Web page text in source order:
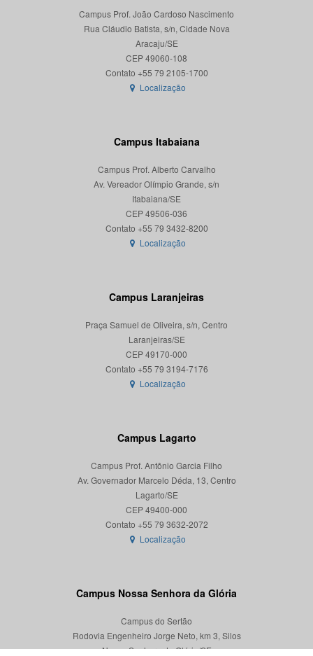
Campus Prof. João Cardoso Nascimento
Rua Cláudio Batista, s/n, Cidade Nova
Aracaju/SE
CEP 49060-108
Localização
Campus Itabaiana
Campus Prof. Alberto Carvalho
Av. Vereador Olímpio Grande, s/n
Itabaiana/SE
CEP 49506-036
Localização
Campus Laranjeiras
Praça Samuel de Oliveira, s/n, Centro
Laranjeiras/SE
CEP 49170-000
Localização
Campus Lagarto
Campus Prof. Antônio Garcia Filho
Av. Governador Marcelo Déda, 13, Centro
Lagarto/SE
CEP 49400-000
Localização
Campus Nossa Senhora da Glória
Campus do Sertão
Rodovia Engenheiro Jorge Neto, km 3, Silos
Nossa Senhora da Glória/SE